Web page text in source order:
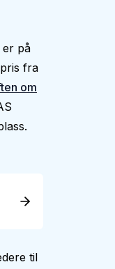
er på
fra
om
til